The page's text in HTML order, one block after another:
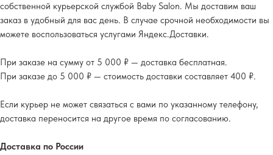
собственной курьерской службой Baby Salon. Мы доставим ваш
заказ в удобный для вас день. В случае срочной необходимости вы
можете воспользоваться услугами Яндекс.Доставки.
При заказе на сумму от 5 000 ₽ — доставка бесплатная.
При заказе до 5 000 ₽ — стоимость доставки составляет 400 ₽.
Если курьер не может связаться с вами по указанному телефону,
доставка переносится на другое время по согласованию.
Доставка по России